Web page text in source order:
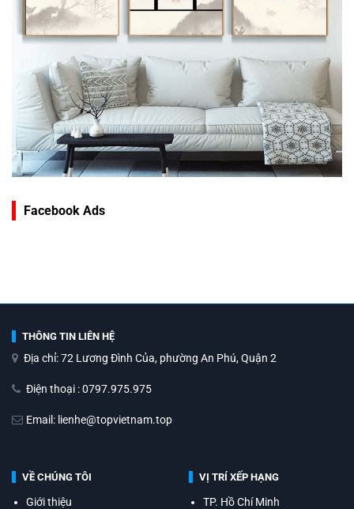
Facebook Ads
THÔNG TIN LIÊN HỆ
Địa chỉ: 72 Lương Đình Của, phường An Phú, Quận 2
Điện thoại : 0797.975.975
Email: lienhe@topvietnam.top
VỀ CHÚNG TÔI
Giới thiệu
VỊ TRÍ XẾP HẠNG
TP. Hồ Chí Minh